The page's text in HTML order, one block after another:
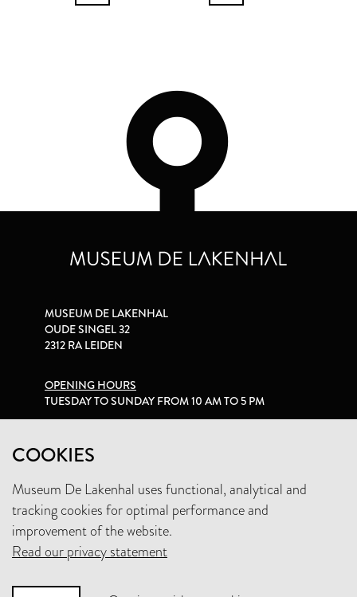
COOKIES
Museum De Lakenhal uses functional, analytical and
tracking cookies for optimal performance and
improvement of the website.
Read our privacy statement
MUSEUM DE LAKENHAL
OUDE SINGEL 32
2312 RA LEIDEN
OPENING HOURS
TUESDAY TO SUNDAY FROM 10 AM TO 5 PM
+31 (0)71 5165360
INFO@LAKENHAL.NL
SUPPORT THE MUSEUM